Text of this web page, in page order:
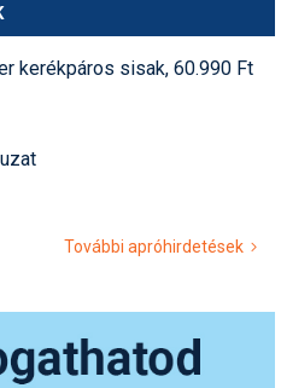
kerékpáros sisak, 60.990 Ft
További apróhirdetések